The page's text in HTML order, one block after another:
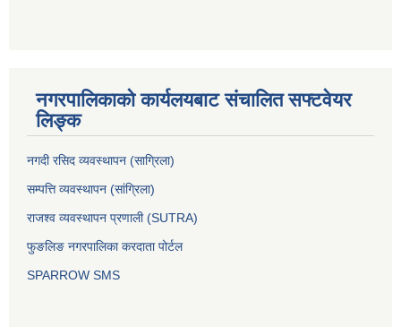
नगरपालिकाको कार्यलयबाट संचालित सफ्टवेयर
लिङ्क
नगदी रसिद व्यवस्थापन (साग्रिला)
सम्पत्ति व्यवस्थापन (सांग्रिला)
राजश्व व्यवस्थापन प्रणाली (SUTRA)
फुङलिङ नगरपालिका करदाता पोर्टल
SPARROW SMS